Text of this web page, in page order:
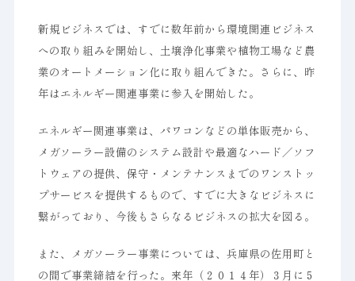
新規ビジネスでは、すでに数年前から環境関連ビジネス
への取り組みを開始し、土壌浄化事業や植物工場など農
業のオートメーション化に取り組んできた。さらに、昨
年はエネルギー関連事業に参入を開始した。
エネルギー関連事業は、パワコンなどの単体販売から、
メガソーラー設備のシステム設計や最適なハード／ソフ
トウェアの提供、保守・メンテナンスまでのワンストッ
プサービスを提供するもので、すでに大きなビジネスに
繋がっており、今後もさらなるビジネスの拡大を図る。
また、メガソーラー事業については、兵庫県の佐用町と
の間で事業締結を行った。来年（２０１４年）３月に５